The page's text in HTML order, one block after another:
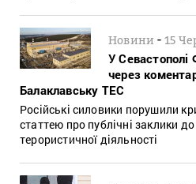
Новини -15
У Севастополі
через
Балаклавську ТЕС
Російські силовики порушили
статтею про публічні заклики
терористичної діяльності